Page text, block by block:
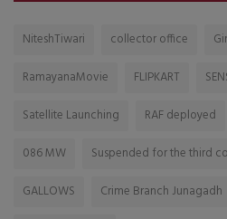
NiteshTiwari collector office
RamayanaMovie
FLIPKART
Satellite Launching
RAF deployed
086 MW
Suspended for the third
GALLOWS
Crime Branch Junagadh